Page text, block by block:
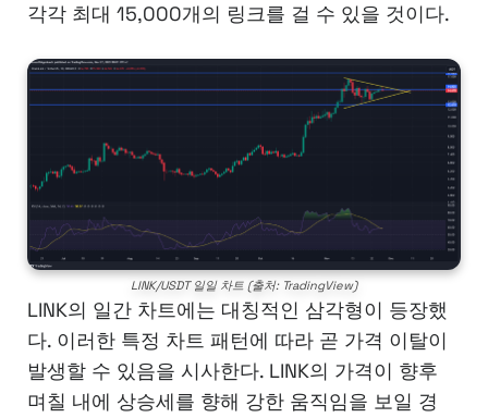
각각 최대 15,000개의 링크를 걸 수 있을 것이다.
LINK/USDT 일일 차트 (출처: TradingView)
LINK의 일간 차트에는 대칭적인 삼각형이 등장했
다. 이러한 특정 차트 패턴에 따라 곧 가격 이탈이
발생할 수 있음을 시사한다. LINK의 가격이 향후
며칠 내에 상승세를 향해 강한 움직임을 보일 경